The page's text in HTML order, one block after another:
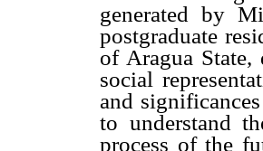
generated by
postgraduate
of Aragua
social
and
to understand
process of the